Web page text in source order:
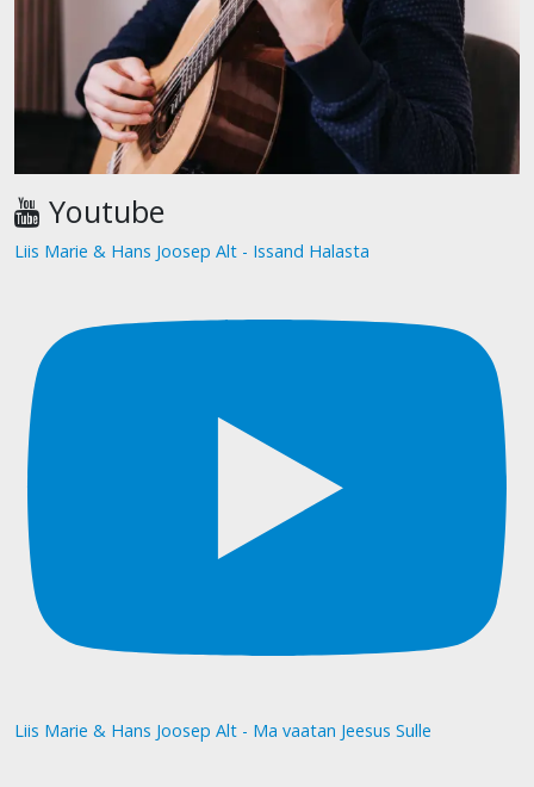
Youtube
Liis Marie & Hans Joosep Alt - Issand Halasta
Liis Marie & Hans Joosep Alt - Ma vaatan Jeesus Sulle